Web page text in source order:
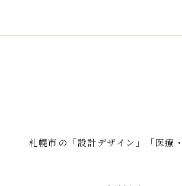
札幌市の「設計デザイン」「医療